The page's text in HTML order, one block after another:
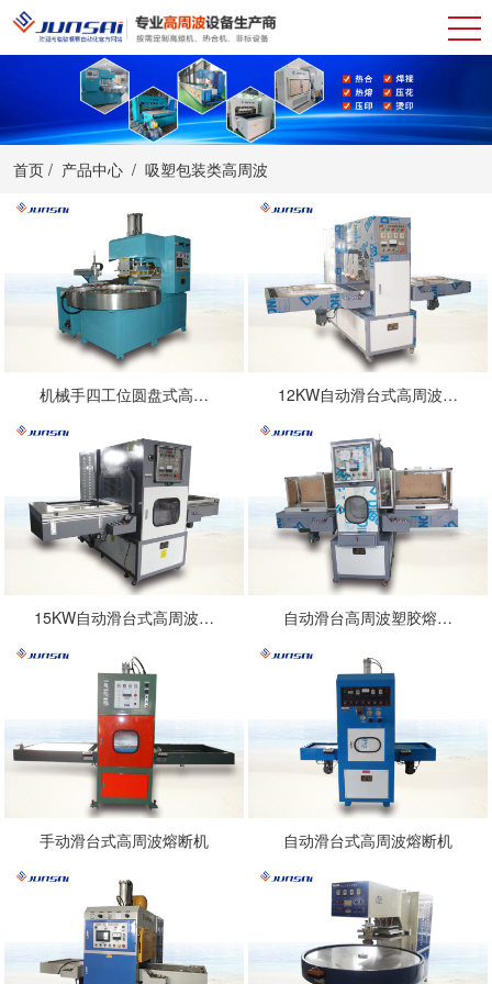
首页 / 产品中心 / 吸塑包装类高周波
机械手四工位圆盘式高… 12KW自动滑台式高周波…
15KW自动滑台式高周波… 自动滑台高周波塑胶熔…
手动滑台式高周波熔断机 自动滑台式高周波熔断机